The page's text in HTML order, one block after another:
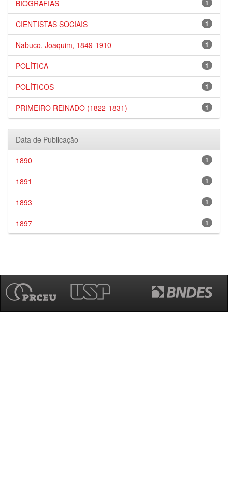
1
BIOGRAFIAS
1
CIENTISTAS SOCIAIS
1
Nabuco, Joaquim, 1849-1910
1
POLÍTICA
1
POLÍTICOS
1
PRIMEIRO REINADO (1822-1831)
Data de Publicação
1
1890
1
1891
1
1893
1
1897